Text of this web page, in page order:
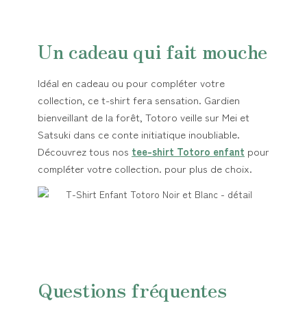
Un cadeau qui fait mouche
Idéal en cadeau ou pour compléter votre
collection, ce t-shirt fera sensation. Gardien
bienveillant de la forêt, Totoro veille sur Mei et
Satsuki dans ce conte initiatique inoubliable.
Découvrez tous nos tee-shirt Totoro enfant pour
compléter votre collection. pour plus de choix.
Questions fréquentes